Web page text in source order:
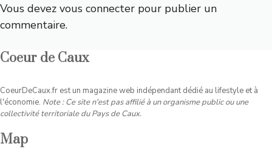
Vous devez vous connecter pour publier un
commentaire.
Coeur de Caux
CoeurDeCaux.fr est un magazine web indépendant dédié au lifestyle et à
l'économie. Note : Ce site n'est pas affilié à un organisme public ou une
collectivité territoriale du Pays de Caux.
Map